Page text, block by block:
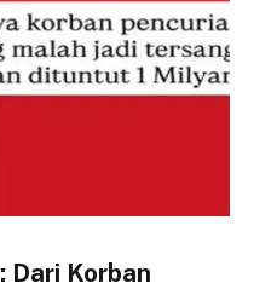
Dari Korban